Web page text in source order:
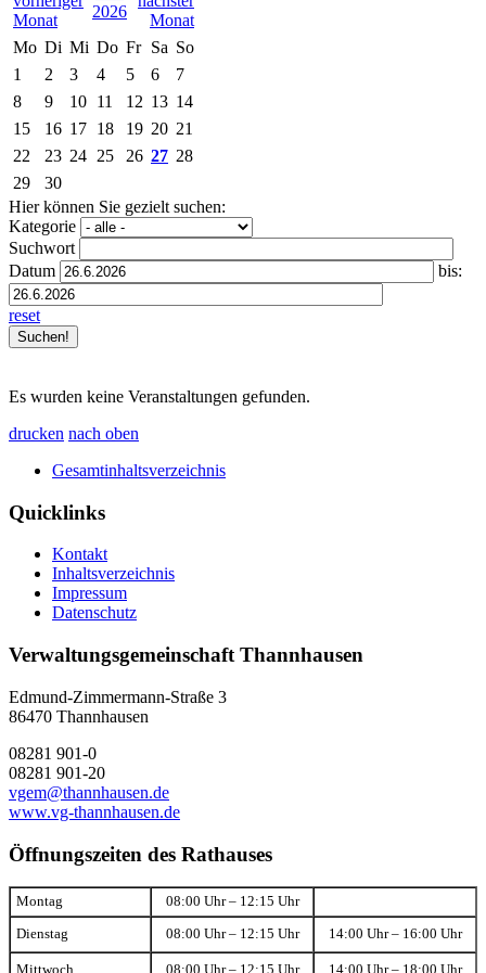
2026
Mo Di Mi Do Fr Sa So
1
2 3 4 5 6
7
8
9 10 11 12 13 14
15
16 17 18 19 20 21
22
23 24 25 26 27 28
29
30
Hier können Sie gezielt suchen:
Kategorie
Suchwort
Datum
bis:
reset
Es wurden keine Veranstaltungen gefunden.
drucken nach oben
Gesamtinhaltsverzeichnis
Quicklinks
Kontakt
Inhaltsverzeichnis
Impressum
Datenschutz
Verwaltungsgemeinschaft Thannhausen
Edmund-Zimmermann-Straße 3
86470 Thannhausen
08281 901-0
08281 901-20
vgem@thannhausen.de
www.vg-thannhausen.de
Öffnungszeiten des Rathauses
Montag 08:00 Uhr – 12:15 Uhr
Dienstag 08:00 Uhr – 12:15 Uhr 14:00 Uhr – 16:00 Uhr